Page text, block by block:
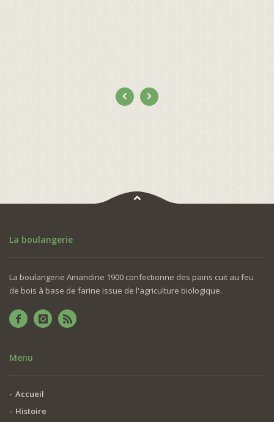
La boulangerie
La boulangerie Amandine 1900 confectionne des pains cuit au feu
de bois à base de farine issue de l'agriculture biologique.
Menu
Accueil
Histoire